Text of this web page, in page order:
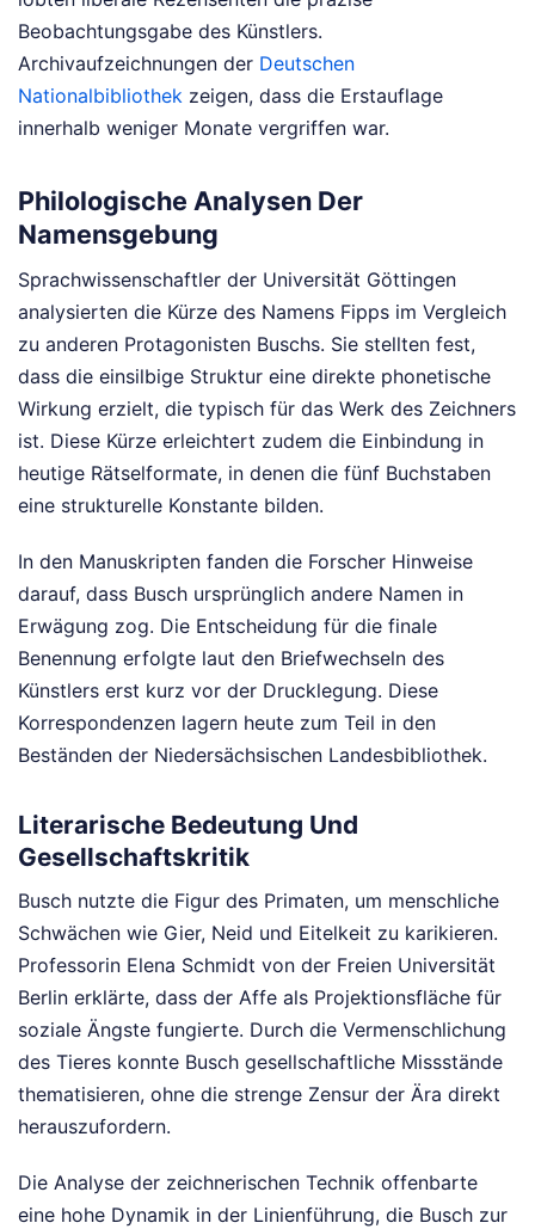
Beobachtungsgabe des Künstlers.
Archivaufzeichnungen der Deutschen
Nationalbibliothek zeigen, dass die Erstauflage
innerhalb weniger Monate vergriffen war.
Philologische Analysen Der
Namensgebung
Sprachwissenschaftler der Universität Göttingen
analysierten die Kürze des Namens Fipps im Vergleich
zu anderen Protagonisten Buschs. Sie stellten fest,
dass die einsilbige Struktur eine direkte phonetische
Wirkung erzielt, die typisch für das Werk des Zeichners
ist. Diese Kürze erleichtert zudem die Einbindung in
heutige Rätselformate, in denen die fünf Buchstaben
eine strukturelle Konstante bilden.
In den Manuskripten fanden die Forscher Hinweise
darauf, dass Busch ursprünglich andere Namen in
Erwägung zog. Die Entscheidung für die finale
Benennung erfolgte laut den Briefwechseln des
Künstlers erst kurz vor der Drucklegung. Diese
Korrespondenzen lagern heute zum Teil in den
Beständen der Niedersächsischen Landesbibliothek.
Literarische Bedeutung Und
Gesellschaftskritik
Busch nutzte die Figur des Primaten, um menschliche
Schwächen wie Gier, Neid und Eitelkeit zu karikieren.
Professorin Elena Schmidt von der Freien Universität
Berlin erklärte, dass der Affe als Projektionsfläche für
soziale Ängste fungierte. Durch die Vermenschlichung
des Tieres konnte Busch gesellschaftliche Missstände
thematisieren, ohne die strenge Zensur der Ära direkt
herauszufordern.
Die Analyse der zeichnerischen Technik offenbarte
eine hohe Dynamik in der Linienführung, die Busch zur